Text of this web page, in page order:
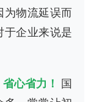
为物流延误而
于企业来说是
心省力！
国